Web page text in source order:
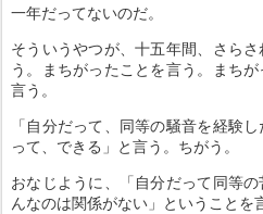
一年だってないのだ。
そういうやつが、十五年間、さら
う。まちがったことを言う。まち
言う。
「自分だって、同等の騒音を経験
って、できる」と言う。ちがう。
おなじように、「自分だって同等
んなのは関係がない」ということを